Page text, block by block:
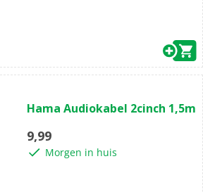
van
5
sterren.
Hama Audiokabel 2cinch 1,5m
9,99
Morgen in huis